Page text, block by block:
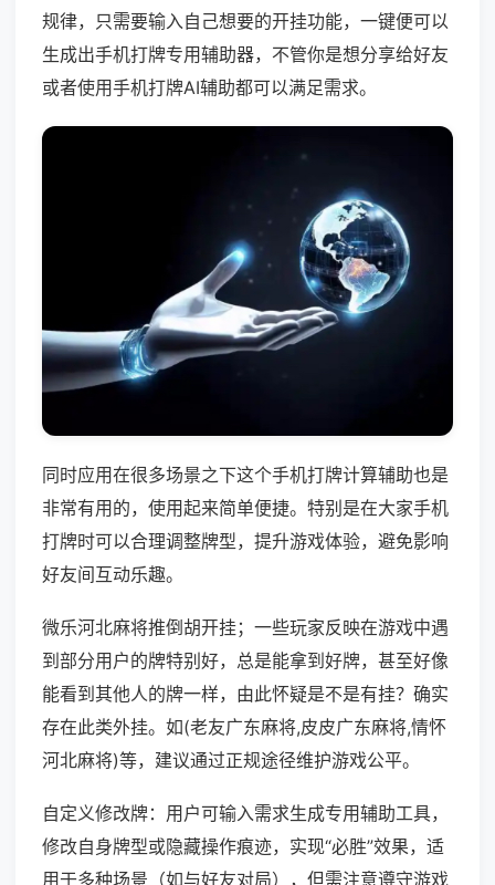
规律，只需要输入自己想要的开挂功能，一键便可以
生成出手机打牌专用辅助器，不管你是想分享给好友
或者使用手机打牌AI辅助都可以满足需求。
同时应用在很多场景之下这个手机打牌计算辅助也是
非常有用的，使用起来简单便捷。特别是在大家手机
打牌时可以合理调整牌型，提升游戏体验，避免影响
好友间互动乐趣。
微乐河北麻将推倒胡开挂；一些玩家反映在游戏中遇
到部分用户的牌特别好，总是能拿到好牌，甚至好像
能看到其他人的牌一样，由此怀疑是不是有挂？确实
存在此类外挂。如(老友广东麻将,皮皮广东麻将,情怀
河北麻将)等，建议通过正规途径维护游戏公平。
自定义修改牌：用户可输入需求生成专用辅助工具，
修改自身牌型或隐藏操作痕迹，实现“必胜”效果，适
用于多种场景（如与好友对局），但需注意遵守游戏